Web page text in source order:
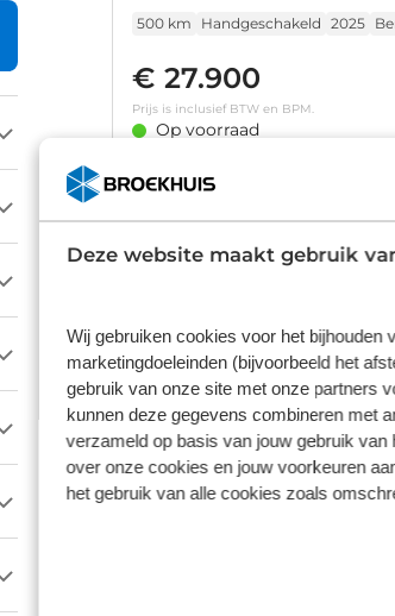
Deze website maakt gebruik
Wij gebruiken cookies voor het bijhouden
marketingdoeleinden (bijvoorbeeld het
gebruik van onze site met onze partners
kunnen deze gegevens combineren met
verzameld op basis van jouw gebruik van
over onze cookies en jouw voorkeuren
het gebruik van alle cookies zoals
500 km
Handgeschakeld 2025
€ 27.900
Prijs is inclusief BTW en BPM.
Op voorraad
1/
1.0 EcoBoost Hybrid ST-Line X |
in hoogte verstelbaar | Cruise
512 km Handgeschakeld 2025
€ 33.750
Prijs is inclusief BTW en BPM.
Op voorraad